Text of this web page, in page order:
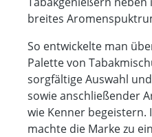
breites
So entwickelte man
Palette von
sorgfältige Auswahl
sowie anschließender
wie Kenner
machte die Marke zu